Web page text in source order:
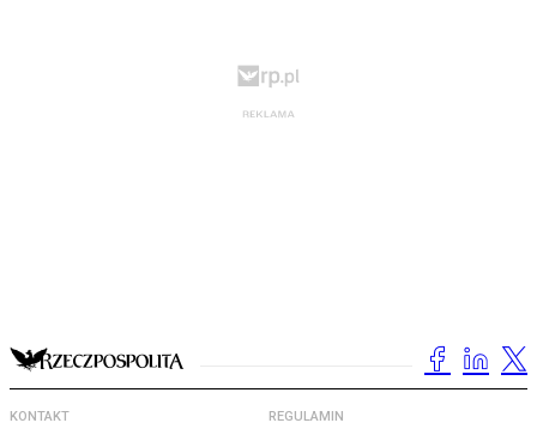
KONTAKT REGULAMIN